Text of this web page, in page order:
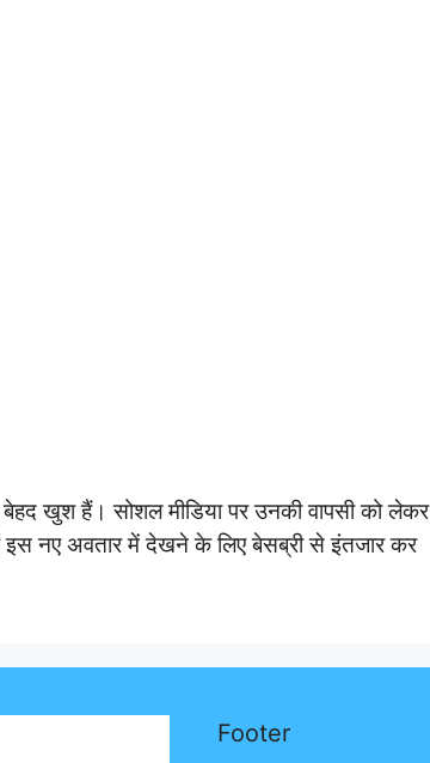
खुश हैं। सोशल मीडिया पर उनकी वापसी को लेकर
नए अवतार में देखने के लिए बेसब्री से इंतजार कर
Footer